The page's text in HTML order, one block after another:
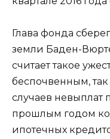
Глава фонда
земли Баден-
считает такое
беспочвенным,
случаев невыплат
прошлым годом
ипотечных